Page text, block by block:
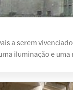
a serem
iluminação e